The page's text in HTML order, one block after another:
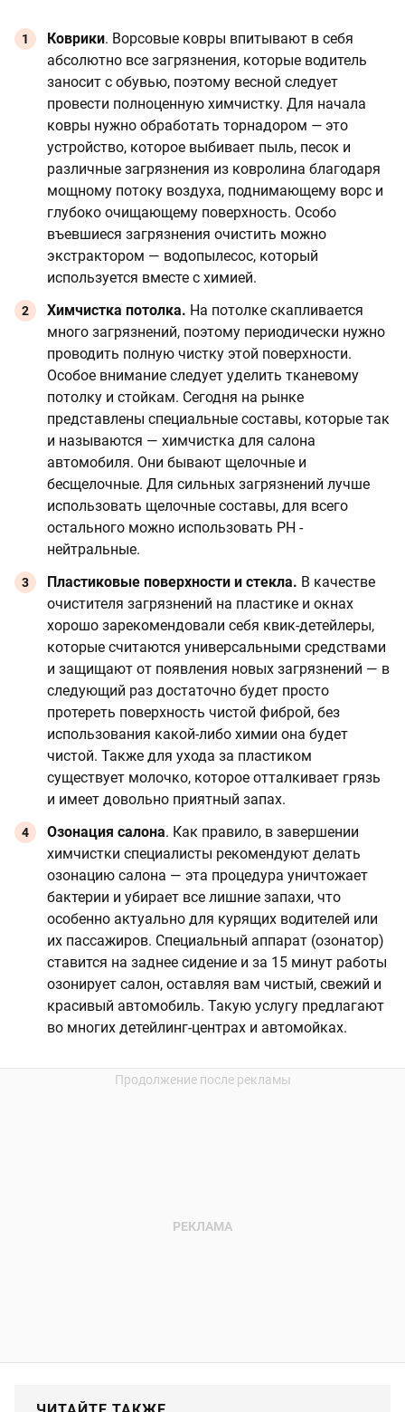
Коврики. Ворсовые ковры впитывают в себя
абсолютно все загрязнения, которые водитель
заносит с обувью, поэтому весной следует
провести полноценную химчистку. Для начала
ковры нужно обработать торнадором — это
устройство, которое выбивает пыль, песок и
различные загрязнения из ковролина благодаря
мощному потоку воздуха, поднимающему ворс и
глубоко очищающему поверхность. Особо
въевшиеся загрязнения очистить можно
экстрактором — водопылесос, который
используется вместе с химией.
Химчистка потолка. На потолке скапливается
много загрязнений, поэтому периодически нужно
проводить полную чистку этой поверхности.
Особое внимание следует уделить тканевому
потолку и стойкам. Сегодня на рынке
представлены специальные составы, которые так
и называются — химчистка для салона
автомобиля. Они бывают щелочные и
бесщелочные. Для сильных загрязнений лучше
использовать щелочные составы, для всего
остального можно использовать PH -
нейтральные.
Пластиковые поверхности и стекла. В качестве
очистителя загрязнений на пластике и окнах
хорошо зарекомендовали себя квик-детейлеры,
которые считаются универсальными средствами
и защищают от появления новых загрязнений — в
следующий раз достаточно будет просто
протереть поверхность чистой фиброй, без
использования какой-либо химии она будет
чистой. Также для ухода за пластиком
существует молочко, которое отталкивает грязь
и имеет довольно приятный запах.
Озонация салона. Как правило, в завершении
химчистки специалисты рекомендуют делать
озонацию салона — эта процедура уничтожает
бактерии и убирает все лишние запахи, что
особенно актуально для курящих водителей или
их пассажиров. Специальный аппарат (озонатор)
ставится на заднее сидение и за 15 минут работы
озонирует салон, оставляя вам чистый, свежий и
красивый автомобиль. Такую услугу предлагают
во многих детейлинг-центрах и автомойках.